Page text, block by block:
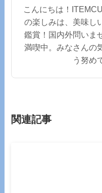
こんにちは！
の楽しみは、美味し
鑑賞！国内外問いま
満喫中。みなさんの
う努め
関連記事